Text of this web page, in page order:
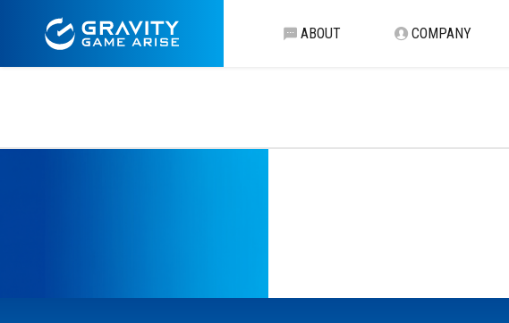
ABOUT COMPANY